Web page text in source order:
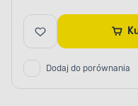
Dodaj do porównania